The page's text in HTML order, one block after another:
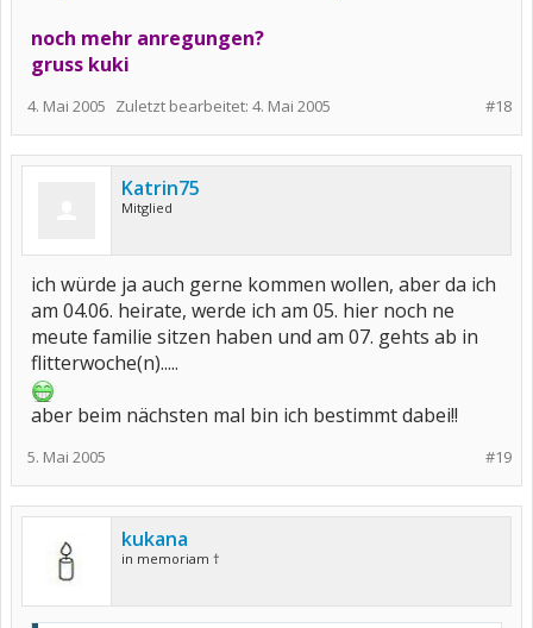
noch mehr anregungen?
gruss kuki
#18
4. Mai 2005 Zuletzt bearbeitet: 4. Mai 2005
Katrin75
Mitglied
ich würde ja auch gerne kommen wollen, aber da ich
am 04.06. heirate, werde ich am 05. hier noch ne
meute familie sitzen haben und am 07. gehts ab in
flitterwoche(n).....
aber beim nächsten mal bin ich bestimmt dabei!!
#19
5. Mai 2005
kukana
in memoriam †